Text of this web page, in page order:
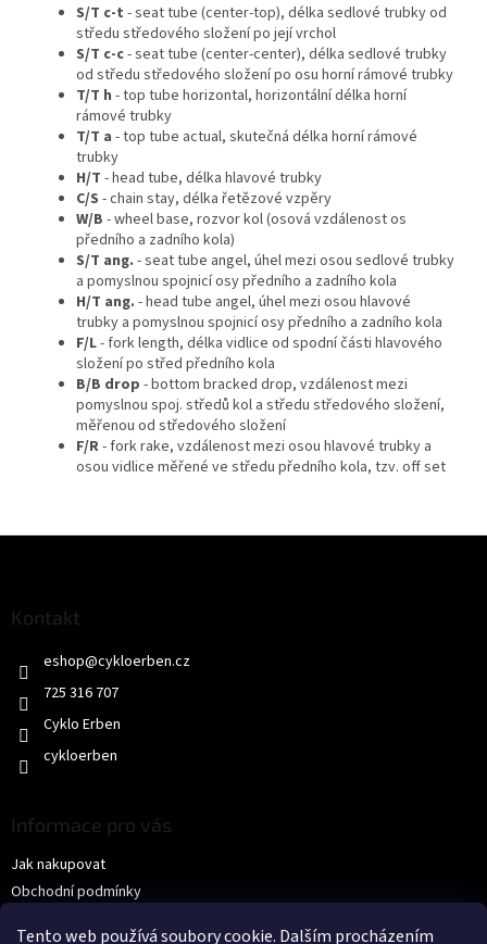
Tento web používá soubory cookie. Dalším procházením
S/T c-t - seat tube (center-top), délka sedlové trubky od
středu středového složení po její vrchol
S/T c-c- seat tube (center-center), délka sedlové trubky
od středu středového složení po osu horní rámové trubky
T/T h - top tube horizontal, horizontální délka horní
rámové trubky
T/T a - top tube actual, skutečná délka horní rámové
trubky
H/T - head tube, délka hlavové trubky
C/S - chain stay, délka řetězové vzpěry
W/B - wheel base, rozvor kol (osová vzdálenost os
předního a zadního kola)
S/T ang. - seat tube angel, úhel mezi osou sedlové trubky
a pomyslnou spojnicí osy předního a zadního kola
H/T ang. - head tube angel, úhel mezi osou hlavové
trubky a pomyslnou spojnicí osy předního a zadního kola
F/L- fork length, délka vidlice od spodní části hlavového
složení po střed předního kola
B/B drop - bottom bracked drop, vzdálenost mezi
pomyslnou spoj. středů kol a středu středového složení,
měřenou od středového složení
F/R- fork rake, vzdálenost mezi osou hlavové trubky a
osou vidlice měřené ve středu předního kola, tzv. off set
Kontakt
eshop@cykloerben.cz
725 316 707
Cyklo Erben
cykloerben
Informace pro vás
Jak nakupovat
Obchodní podmínky